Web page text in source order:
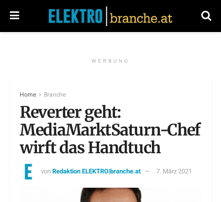
WERBUNG
Home Branche
Reverter geht:
MediaMarktSaturn-Chef
wirft das Handtuch
vonRedaktion ELEKTRO|branche.at 7. März 2021